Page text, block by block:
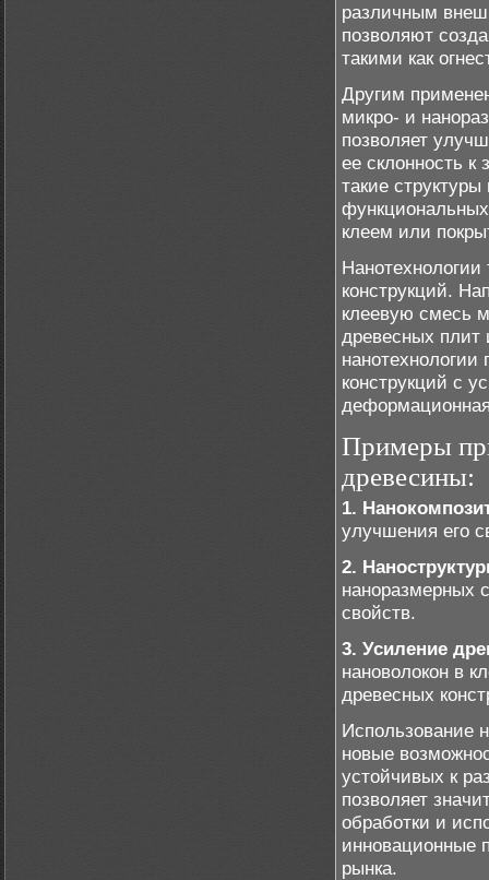
различным
позволяют
такими как
Другим
микро- и
позволяет
ее склонность к
такие
клеем или
конструкций.
клеевую смесь
древесных плит
конструкций с
Примеры
древесины:
1.
улучшения его
2.
наноразмерных
свойств.
3. Усиление
нановолокон в
древесных
Использование
новые
устойчивых к
позволяет
обработки и
инновационные
рынка.